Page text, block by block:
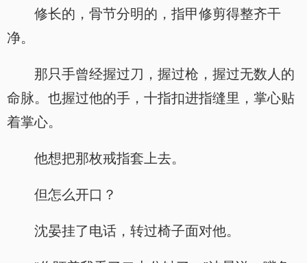
修长的，骨节分明的，指甲修剪得整齐干
净。
那只手曾经握过刀，握过枪，握过无数人的
命脉。也握过他的手，十指扣进指缝里，掌心贴
着掌心。
他想把那枚戒指套上去。
但怎么开口？
沈晏挂了电话，转过椅子面对他。